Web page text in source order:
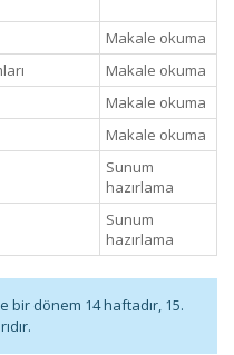
Makale okuma
Makale okuma
Makale okuma
Makale okuma
Sunum
hazırlama
Sunum
hazırlama
bir dönem 14 haftadır, 15.